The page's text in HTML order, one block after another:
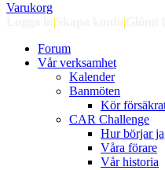
Varukorg
| |
Forum
Vår verksamhet
Kalender
Banmöten
Kör
CAR Challenge
Hur börjar
Våra förare
Vår historia